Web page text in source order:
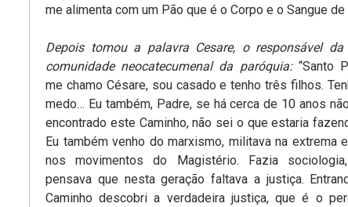
me alimenta com um Pão que é o Corpo e o Sangue
Depois tomou a palavra Cesare, o responsável da
comunidade neocatecumenal da paróquia: “Santo
me chamo Césare, sou casado e tenho três filhos.
medo… Eu também, Padre, se há cerca de 10 anos
encontrado este Caminho, não sei o que estaria
Eu também venho do marxismo, militava na extrema
nos movimentos do Magistério. Fazia
pensava que nesta geração faltava a justiça.
Caminho descobri a verdadeira justiça, que é o